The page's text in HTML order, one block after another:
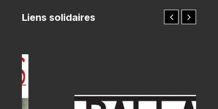
Liens solidaires